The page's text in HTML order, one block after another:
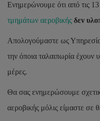
Ενημερώνουμε ότι από τις
τμημάτων αεροβικής δεν
Απολογούμαστε ως Υπηρεσία
την όποια ταλαιπωρία έχουν
μέρες.
Θα σας ενημερώσουμε
αεροβικής μόλις είμαστε σε